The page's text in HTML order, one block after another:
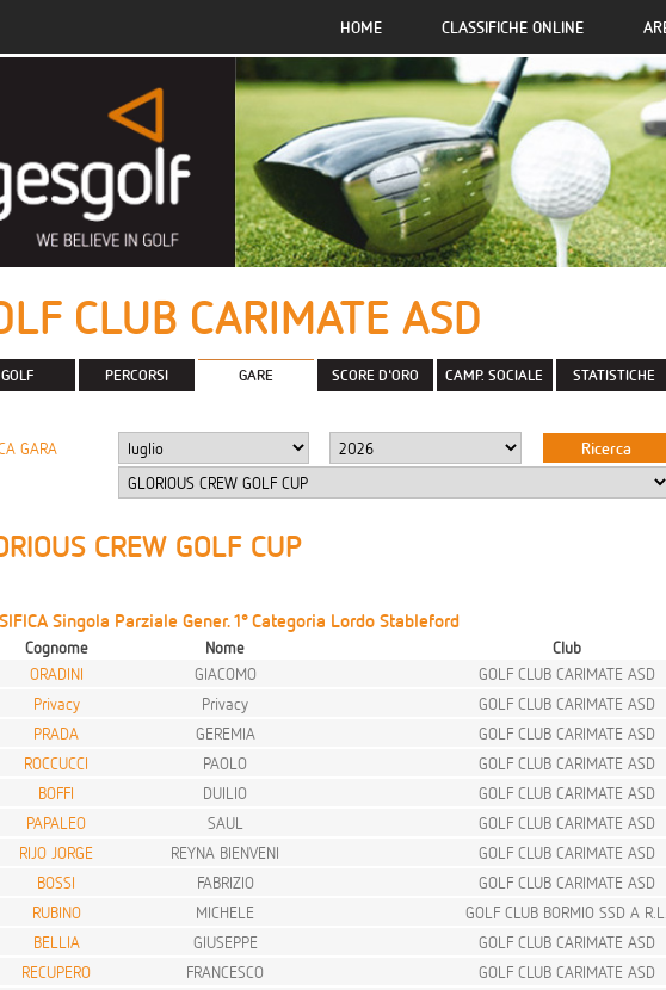
HOME CLASSIFICHE ONLINE
CLUB CARIMATE ASD
GOLF PERCORSI GARE SCORE D'ORO CAMP. SOCIALE STATISTICHE
GARA
CREW GOLF CUP
Singola Parziale Gener. 1° Categoria Lordo Stableford
Cognome Nome Club
ORADINI GIACOMO GOLF CLUB CARIMATE ASD
Privacy Privacy GOLF CLUB CARIMATE ASD
PRADA GEREMIA GOLF CLUB CARIMATE ASD
ROCCUCCI
PAOLO GOLF CLUB CARIMATE ASD
BOFFI DUILIO GOLF CLUB CARIMATE ASD
PAPALEO SAUL GOLF CLUB CARIMATE ASD
RIJO JORGE
REYNA BIENVENI GOLF CLUB CARIMATE ASD
BOSSI
FABRIZIO GOLF CLUB CARIMATE ASD
RUBINO MICHELE GOLF CLUB BORMIO SSD A R.L.
BELLIA GIUSEPPE GOLF CLUB CARIMATE ASD
RECUPERO FRANCESCO GOLF CLUB CARIMATE ASD